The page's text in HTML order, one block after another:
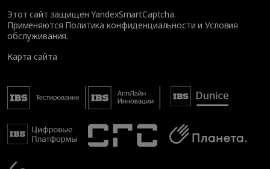
Этот сайт защищен YandexSmartCaptcha.
Применяются Политика конфиденциальности иУсловия
обслуживания.
Карта сайта